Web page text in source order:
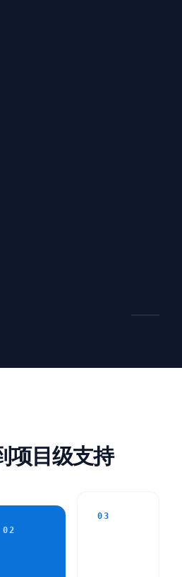
项目级支持
02
03